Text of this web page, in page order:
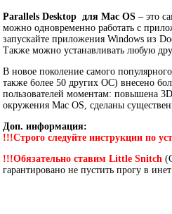
Parallels Desktop для Mac OS – это
можно одновременно работать с
запускайте приложения Windows из
Также можно устанавливать любую
В новое поколение самого
также более 50 других ОС) внесено
пользователей моментам: повышена
окружения Mac OS, сделаны
Доп. информация:
!!!Строго следуйте инструкции по
!!!Обязательно ставим Little Snitch
гарантировано не пустить прогу в